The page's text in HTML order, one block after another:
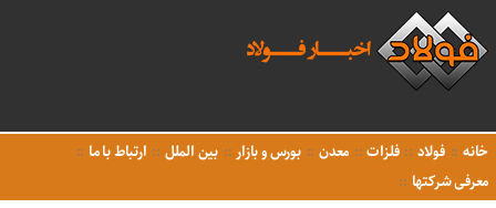
خانه فولاد فلزات معدن بورس و بازار بین الملل
ارتباط با ما
معرفی شرکتها